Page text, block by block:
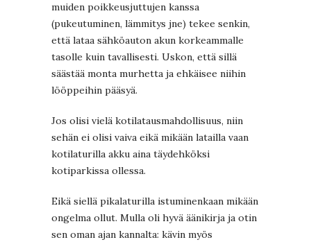
muiden poikkeusjuttujen kanssa
(pukeutuminen, lämmitys jne) tekee senkin,
että lataa sähköauton akun korkeammalle
tasolle kuin tavallisesti. Uskon, että sillä
säästää monta murhetta ja ehkäisee niihin
lööppeihin pääsyä.
Jos olisi vielä kotilatausmahdollisuus, niin
sehän ei olisi vaiva eikä mikään latailla vaan
kotilaturilla akku aina täydehköksi
kotiparkissa ollessa.
Eikä siellä pikalaturilla istuminenkaan mikään
ongelma ollut. Mulla oli hyvä äänikirja ja otin
sen oman ajan kannalta: kävin myös